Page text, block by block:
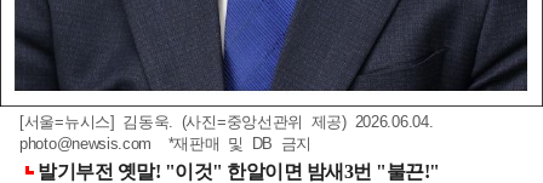
[서울=뉴시스] 김동욱. (사진=중앙선관위 제공) 2026.06.04.
photo@newsis.com *재판매 및 DB 금지